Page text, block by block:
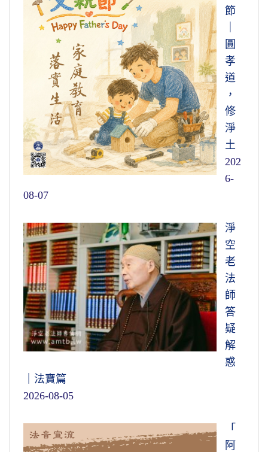
節
圓
孝
道
，
修
淨
土
202
6-
08-07
淨
空
老
法
師
答
疑
解
惑
｜法寶篇
2026-08-05
「
阿